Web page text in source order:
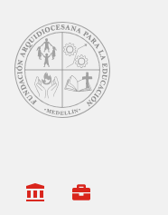
a la
Ley 1581 de